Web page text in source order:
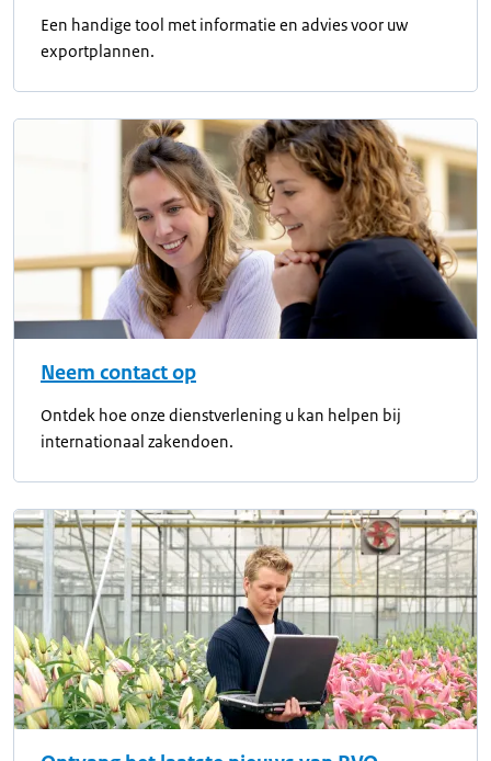
Een handige tool met informatie en advies voor uw
exportplannen.
Neem contact op
Ontdek hoe onze dienstverlening u kan helpen bij
internationaal zakendoen.